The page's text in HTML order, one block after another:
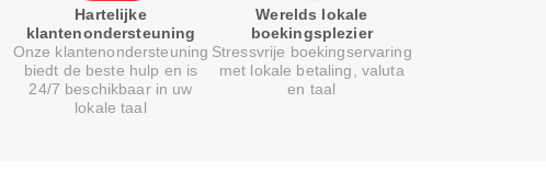
Hartelijke
klantenondersteuning
Onze klantenondersteuning
biedt de beste hulp en is
24/7 beschikbaar in uw
lokale taal
Werelds lokale
boekingsplezier
Stressvrije boekingservaring
met lokale betaling, valuta
en taal